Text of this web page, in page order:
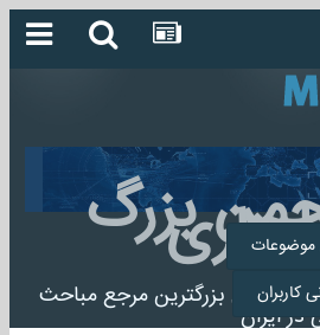
بزرگ
بزرگترین مرجع مباحث
ایران